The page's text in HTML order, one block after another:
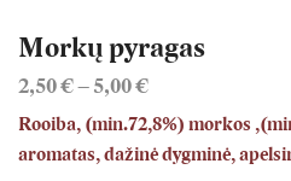
Morkų pyragas
2,50€–5,00€
Rooiba, (min.72,8%) morkos
aromatas, dažinė dygminė,